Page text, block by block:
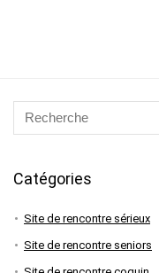
Catégories
Site de rencontre sérieux
Site de rencontre seniors